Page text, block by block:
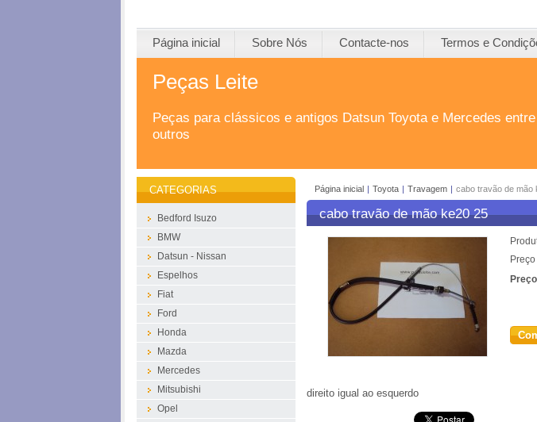
Página inicial Sobre Nós Contacte-nos Termos e
Peças Leite
Peças para clássicos e antigos Datsun Toyota e Mercedes entre
outros
Página inicial | Toyota | Travagem | cabo travão de mão
cabo travão de mão ke20 25
direito igual ao esquerdo
CATEGORIAS
Bedford Isuzo
BMW
Datsun - Nissan
Espelhos
Fiat
Ford
Honda
Mazda
Mercedes
Mitsubishi
Opel